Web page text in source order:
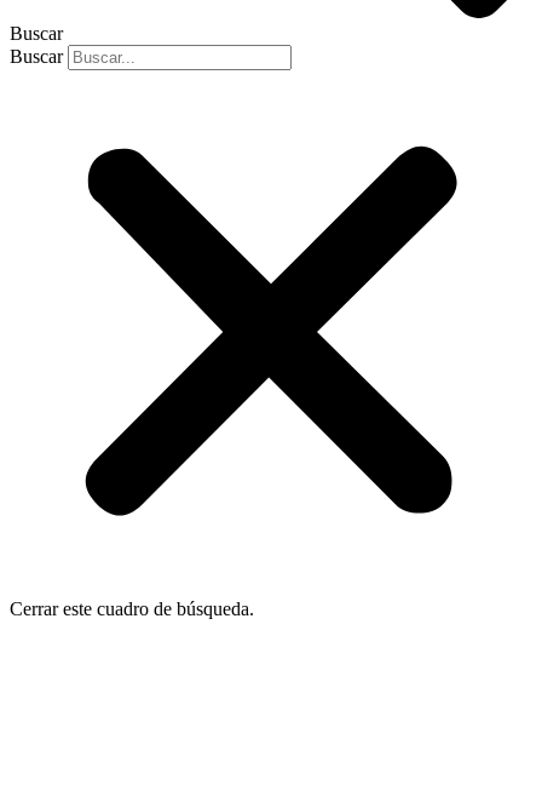
Buscar
Buscar
Cerrar este cuadro de búsqueda.